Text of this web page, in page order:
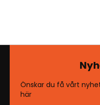
Önskar du få vårt
här